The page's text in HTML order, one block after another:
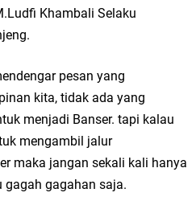
Gelar Penyembelihan Hewan
Berkah Idul Adha, Bagikan Daging
Husada Balongpanggang
Khambali Selaku
pesan yang
kita, tidak ada yang
menjadi Banser. tapi kalau
mengambil jalur
maka jangan sekali kali hanya
gagah gagahan saja.